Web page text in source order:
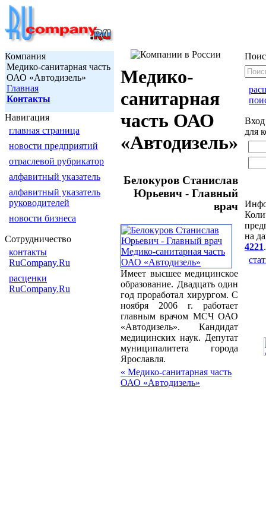
Компания
Медико-санитарная часть
ОАО «Автодизель»
Главная
Контакты
Навигация
главная страница
новости предприятий
отраслевой рубрикатор
алфавитный указатель
алфавитный указатель
руководителей
новости бизнеса
Сотрудничество
контакты
RuCompany.Ru
расценки
RuCompany.Ru
Медико-
санитарная
часть ОАО
«Автодизель»
Белокуров Станислав
Юрьевич - Главный
врач
Имеет высшее медицинское
образование. Двадцать один
год проработал хирургом. С
ноября 2006 г. работает
главным врачом МСЧ ОАО
«Автодизель». Кандидат
медицинских наук. Депутат
муниципалитета города
Ярославля.
« Медико-санитарная часть
ОАО «Автодизель»
Вход
для
на
4221.